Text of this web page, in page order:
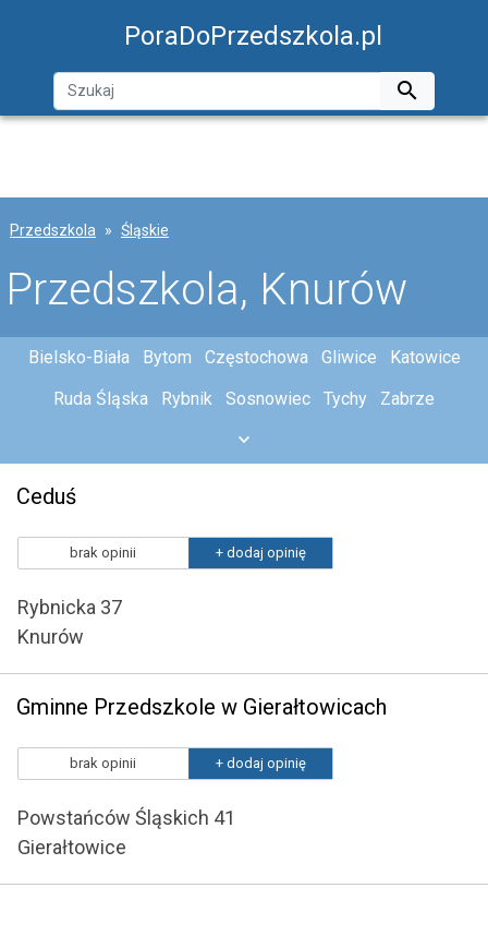
PoraDoPrzedszkola.pl

Przedszkola Śląskie
Przedszkola, Knurów
Bielsko-Biała Bytom Częstochowa Gliwice
Katowice
Ruda Śląska
Rybnik Sosnowiec Tychy Zabrze
Ceduś
brak opinii + dodaj opinię
Rybnicka 37
Knurów
Gminne Przedszkole w Gierałtowicach
brak opinii + dodaj opinię
Powstańców Śląskich 41
Gierałtowice